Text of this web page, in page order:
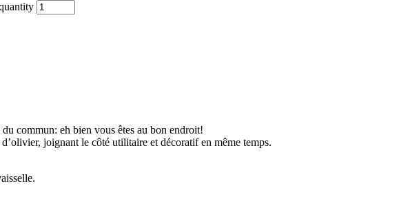
commun: eh bien vous êtes au bon endroit!
joignant le côté utilitaire et décoratif en même temps.